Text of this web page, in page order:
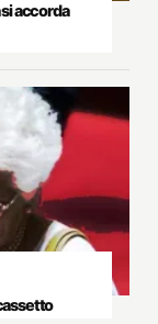
accorda